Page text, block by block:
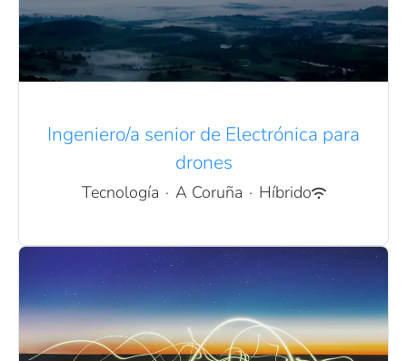
Ingeniero/a senior de Electrónica para
drones
Tecnología · A Coruña · Híbrido